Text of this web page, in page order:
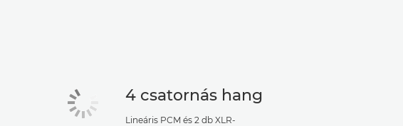
4 csatornás hang
Lineáris PCM és 2 db XLR-